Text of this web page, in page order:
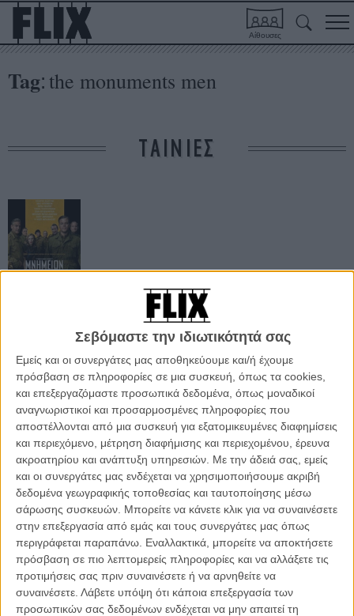
Σεβόμαστε την ιδιωτικότητά σας
Εμείς και οι συνεργάτες μας αποθηκεύουμε και/ή έχουμε
πρόσβαση σε πληροφορίες σε μια συσκευή, όπως τα cookies,
και επεξεργαζόμαστε προσωπικά δεδομένα, όπως μοναδικοί
αναγνωριστικοί και προσαρμοσμένες πληροφορίες που
αποστέλλονται από μια συσκευή για εξατομικευμένες διαφημίσεις
και περιεχόμενο, μέτρηση διαφήμισης και περιεχομένου, έρευνα
ακροατηρίου και ανάπτυξη υπηρεσιών. Με την άδειά σας, εμείς
και οι συνεργάτες μας ενδέχεται να χρησιμοποιήσουμε ακριβή
δεδομένα γεωγραφικής τοποθεσίας και ταυτοποίησης μέσω
σάρωσης συσκευών. Μπορείτε να κάνετε κλικ για να συναινέσετε
στην επεξεργασία από εμάς και τους συνεργάτες μας όπως
περιγράφεται παραπάνω. Εναλλακτικά, μπορείτε να αποκτήσετε
πρόσβαση σε πιο λεπτομερείς πληροφορίες και να αλλάξετε τις
προτιμήσεις σας πριν συναινέσετε ή να αρνηθείτε να
συναινέσετε. Λάβετε υπόψη ότι κάποια επεξεργασία των
προσωπικών σας δεδομένων ενδέχεται να μην απαιτεί τη
Αίθουσες
Tag: the monuments men
ΤΑΙΝΙΕΣ
ΑΡΘΡΑ
Ποιος είναι ο Δημήτρης Λεωνίδας, που το Screen
ξεχωρίζει ως «σταρ του αύριο»;
O Τζορτζ Κλούνεϊ ξαναγράφει την Ιστορία: τρέιλερ
για το «The Monuments Men»
ΝΕΑ /08 ΑΥΓ 2013/ Μανώλης Κρανάκης
Ας αποθεώσουμε όλοι μαζί (για ακόμη μια φορά) την
Κέιτ Μπλάνσετ!
15 ΣΕΠ 2013 Μανώλης Κρανάκης